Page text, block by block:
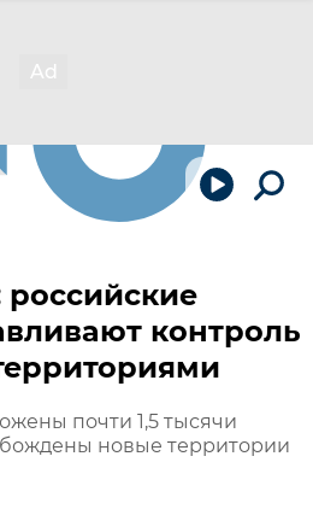
контроль
почти 1,5 тысячи
новые территории